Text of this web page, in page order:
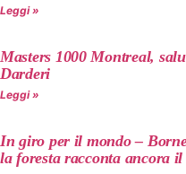
Leggi »
Masters 1000 Montreal,
Darderi
Leggi »
In giro per il mondo –
la foresta racconta ancora